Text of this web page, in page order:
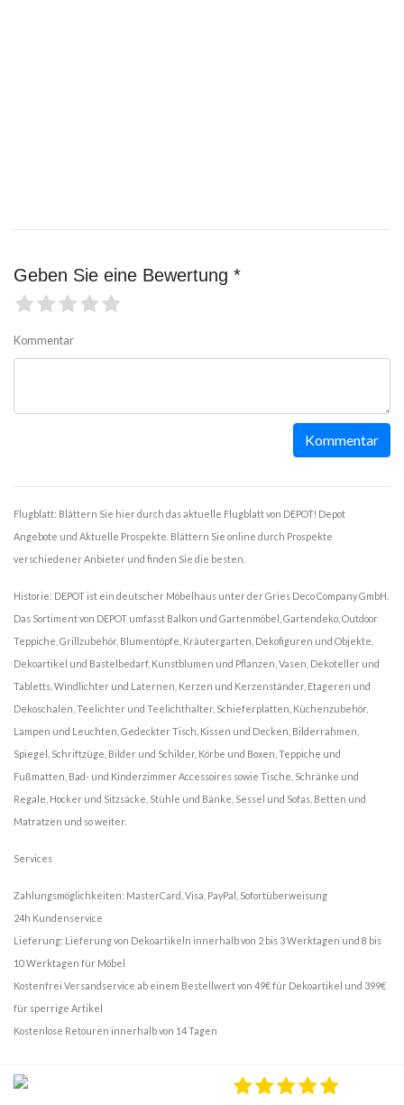
Geben Sie eine Bewertung *
Kommentar
Kommentar
Flugblatt: Blättern Sie hier durch das aktuelle Flugblatt von DEPOT! Depot
Angebote und Aktuelle Prospekte. Blättern Sie online durch Prospekte
verschiedener Anbieter und finden Sie die besten.
Historie: DEPOT ist ein deutscher Möbelhaus unter der Gries Deco Company GmbH.
Das Sortiment von DEPOT umfasst Balkon und Gartenmöbel, Gartendeko, Outdoor
Teppiche, Grillzubehör, Blumentöpfe, Kräutergarten, Dekofiguren und Objekte,
Dekoartikel und Bastelbedarf, Kunstblumen und Pflanzen, Vasen, Dekoteller und
Tabletts, Windlichter und Laternen, Kerzen und Kerzenständer, Etageren und
Dekoschalen, Teelichter und Teelichthalter, Schieferplatten, Küchenzubehör,
Lampen und Leuchten, Gedeckter Tisch, Kissen und Decken, Bilderrahmen,
Spiegel, Schriftzüge, Bilder und Schilder, Körbe und Boxen, Teppiche und
Fußmatten, Bad- und Kinderzimmer Accessoires sowie Tische, Schränke und
Regale, Hocker und Sitzsäcke, Stühle und Bänke, Sessel und Sofas, Betten und
Matratzen und so weiter.
Services
Zahlungsmöglichkeiten: MasterCard, Visa, PayPal, Sofortüberweisung
24h Kundenservice
Lieferung: Lieferung von Dekoartikeln innerhalb von 2 bis 3 Werktagen und 8 bis
10 Werktagen für Möbel
Kostenfrei Versandservice ab einem Bestellwert von 49€ für Dekoartikel und 399€
für sperrige Artikel
Kostenlose Retouren innerhalb von 14 Tagen